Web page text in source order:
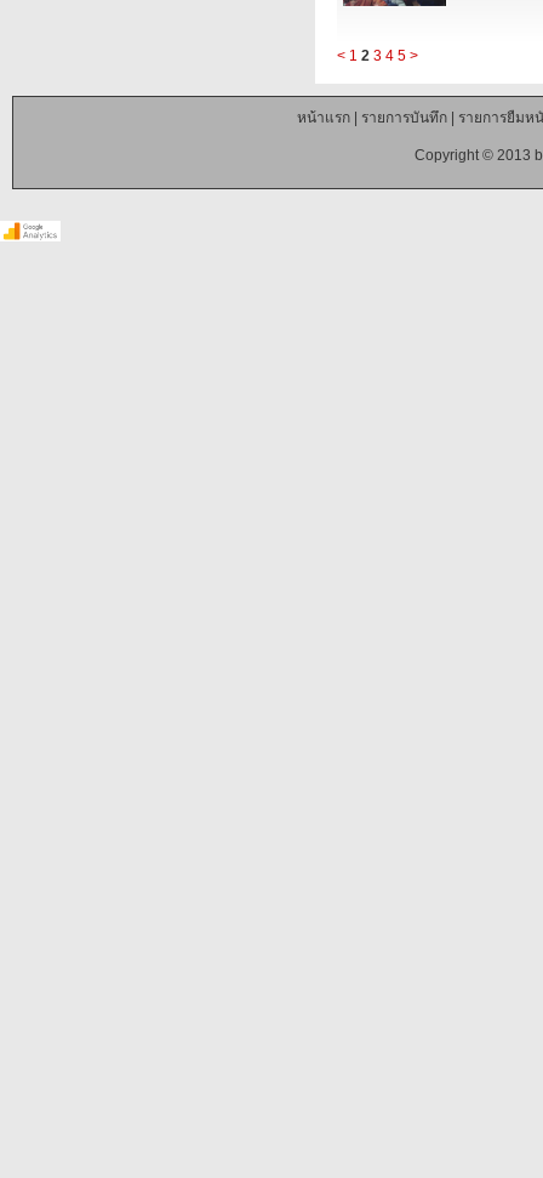
< 1 2 3 4 5 >
หน้าแรก| รายการบันทึก| รายการยืมห
Copyright © 2013